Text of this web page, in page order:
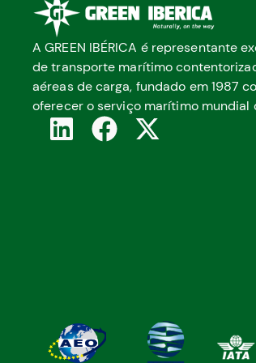
A GREEN IBÉRICA é representante
de transporte marítimo
aéreas de carga, fundado em 1987
oferecer o serviço marítimo mundial